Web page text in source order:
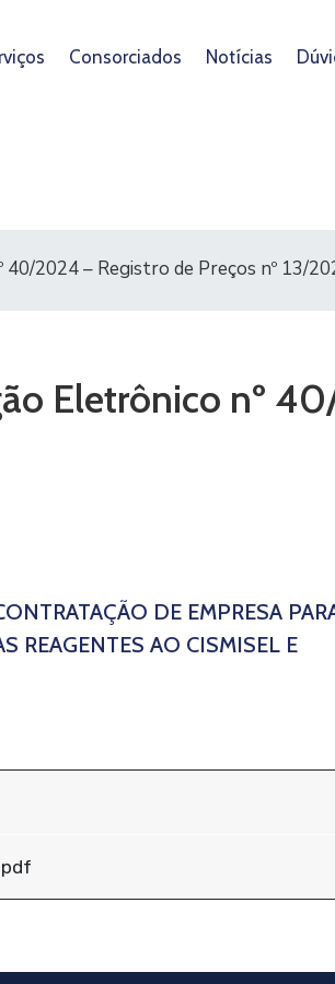
Consorciados Notícias
2024 – Registro de Preços nº 13/
Eletrônico nº
DE EMPRESA
REAGENTES AO CISMISEL E